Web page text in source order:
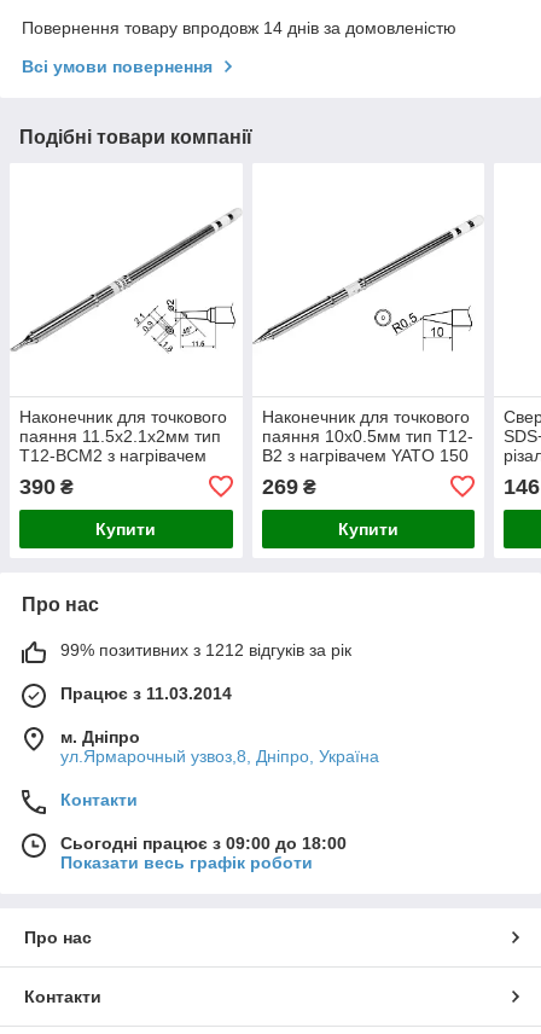
Повернення товару впродовж 14 днів за домовленістю
Всі умови повернення
Подібні товари компанії
Наконечник для точкового
паяння 11.5х2.1х2мм тип
T12-BCM2 з нагрівачем
390 ₴
Купити
Наконечник для точкового
паяння 10х0.5мм тип T12-
B2 з нагрівачем YATO 150
269₴
Купити
146
Про нас
99% позитивних з 1212 відгуків за рік
Працює з 11.03.2014
м. Дніпро
ул.Ярмарочный узвоз,8, Дніпро, Україна
Контакти
Сьогодні працює з 09:00 до 18:00
Показати весь графік роботи
Про нас
Контакти